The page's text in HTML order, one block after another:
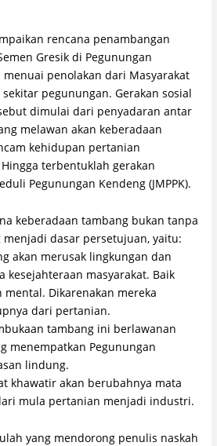
rencana penambangan
Gresik di Pegunungan
menuai penolakan dari Masyarakat
pegunungan. Gerakan sosial
dimulai dari penyadaran antar
melawan akan keberadaan
kehidupan pertanian
terbentuklah gerakan
Pegunungan Kendeng (JMPPK).
keberadaan tambang bukan tanpa
menjadi dasar persetujuan, yaitu:
akan merusak lingkungan dan
kesejahteraan masyarakat. Baik
Dikarenakan mereka
dari pertanian.
tambang ini berlawanan
menempatkan Pegunungan
lindung.
khawatir akan berubahnya mata
mula pertanian menjadi industri.
yang mendorong penulis naskah